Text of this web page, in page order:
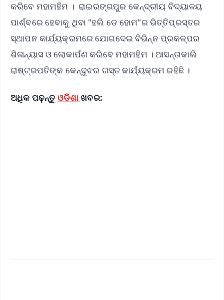
କରିବେ ମହାମହିମ । ରାଇରଙ୍ଗପୁର କେନ୍ଦ୍ରୀୟ ବିଦ୍ୟାଳୟ
ପାର୍ଶ୍ବରେ ହେବାକୁ ଥିବା "ହଲି ଡେ ହୋମ"ର ଭିତ୍ତିପ୍ରସ୍ତର
ସ୍ଥାପନ କାର୍ଯ୍ୟକ୍ରମରେ ଯୋଗଦେଇ ବିଭିନ୍ନ ପ୍ରକଳ୍ପର
ଶିଳାନ୍ୟାସ ଓ ଲୋକାର୍ପଣ କରିବେ ମହାମହିମ । ଆସନ୍ତାକାଲି
ରାଷ୍ଟ୍ରପତିଙ୍କ କେନ୍ଦୁଝର ଗସ୍ତ କାର୍ଯ୍ୟକ୍ରମ ରହିଛି ।
ଅଧିକ ପଢ଼ନ୍ତୁ ଓଡିଶାଖବର: